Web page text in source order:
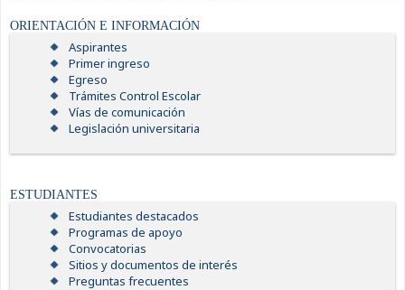
ORIENTACIÓN E INFORMACIÓN
Aspirantes
Primer ingreso
Egreso
Trámites Control Escolar
Vías de comunicación
Legislación universitaria
ESTUDIANTES
Estudiantes destacados
Programas de apoyo
Convocatorias
Sitios y documentos de interés
Preguntas frecuentes